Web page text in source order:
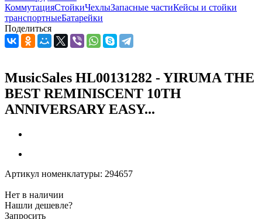
КоммутацияСтойкиЧехлыЗапасные частиКейсы и стойки
транспортныеБатарейки
Поделиться
MusicSales HL00131282 - YIRUMA THE
BEST REMINISCENT 10TH
ANNIVERSARY EASY...
Артикул номенклатуры: 294657
Нет в наличии
Нашли дешевле?
Запросить